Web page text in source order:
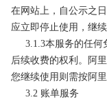
在网站上，自公示之
应立即停止使用，继
3.1.3本服务的任何
后续收费的权利。阿
您继续使用则需按阿
3.2 账单服务